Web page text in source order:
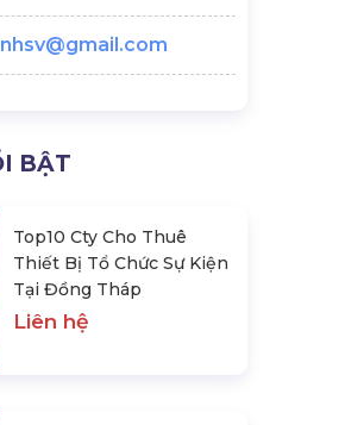
BẬT
Top10 Cty Cho Thuê
Thiết Bị Tổ Chức Sự Kiện
Tại Đồng Tháp
Liên hệ